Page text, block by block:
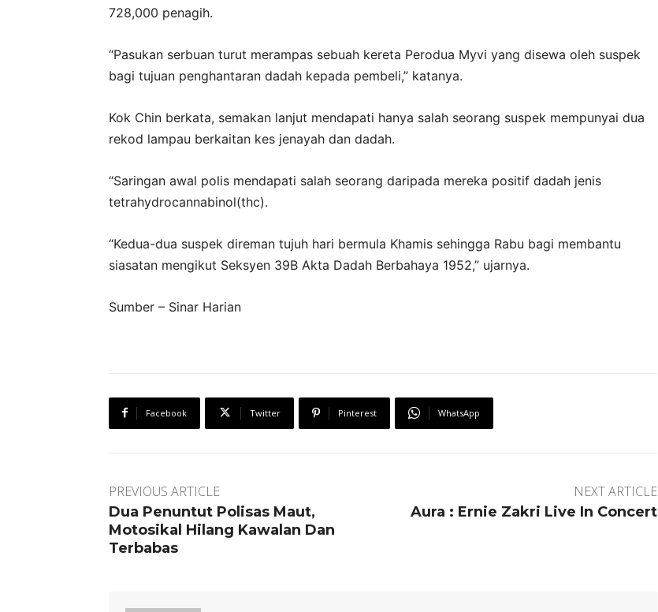
728,000 penagih.
“Pasukan serbuan turut merampas sebuah kereta Perodua Myvi yang disewa oleh suspek
bagi tujuan penghantaran dadah kepada pembeli,” katanya.
Kok Chin berkata, semakan lanjut mendapati hanya salah seorang suspek mempunyai dua
rekod lampau berkaitan kes jenayah dan dadah.
“Saringan awal polis mendapati salah seorang daripada mereka positif dadah jenis
tetrahydrocannabinol(thc).
“Kedua-dua suspek direman tujuh hari bermula Khamis sehingga Rabu bagi membantu
siasatan mengikut Seksyen 39B Akta Dadah Berbahaya 1952,” ujarnya.
Sumber – Sinar Harian
Facebook Twitter Pinterest WhatsApp
PREVIOUS ARTICLE
Dua Penuntut Polisas Maut,
Motosikal Hilang Kawalan Dan
Terbabas
NEXT ARTICLE
Aura : Ernie Zakri Live In Concert